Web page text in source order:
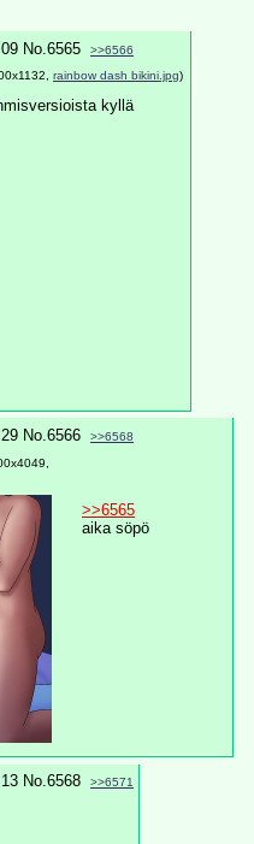
No. 6565 >>6566
rainbow dash bikini.jpg)
kyllä
No. 6566 >>6568
>>6565
aika söpö
No.6568 >>6571